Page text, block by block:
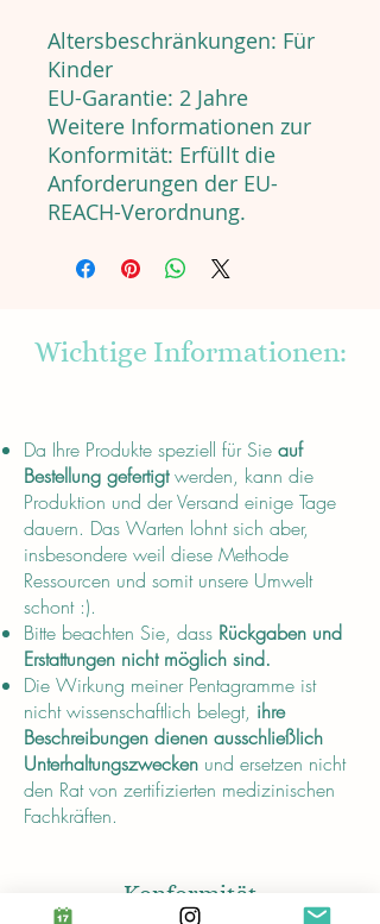
Altersbeschränkungen: Für
Kinder
EU-Garantie: 2 Jahre
Weitere Informationen zur
Konformität: Erfüllt die
Anforderungen der EU-
REACH-Verordnung.
Wichtige Informationen:
Da Ihre Produkte speziell für Sie auf
Bestellung gefertigtwerden, kann die
Produktion und der Versand einige Tage
dauern. Das Warten lohnt sich aber,
insbesondere weil diese Methode
Ressourcen und somit unsere Umwelt
schont :).
Bitte beachten Sie, dass Rückgaben und
Erstattungen nicht möglich sind.
Die Wirkung meiner Pentagramme ist
nicht wissenschaftlich belegt, ihre
Beschreibungen dienen ausschließlich
Unterhaltungszwecken und ersetzen nicht
den Rat von zertifizierten medizinischen
Fachkräften.
Konformität